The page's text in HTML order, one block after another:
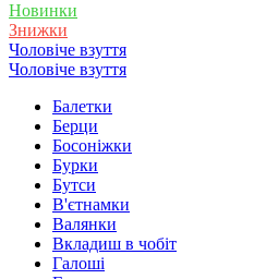
Новинки
Знижки
Чоловіче взуття
Чоловіче взуття
Балетки
Берци
Босоніжки
Бурки
Бутси
В'єтнамки
Валянки
Вкладиш в чобіт
Галоші